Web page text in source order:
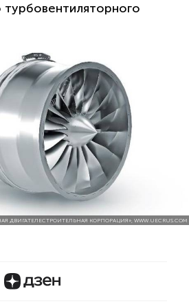
турбовентиляторного
ДВИГАТЕЛЕСТРОИТЕЛЬНАЯ КОРПОРАЦИЯ», WWW.UECRUS.COM